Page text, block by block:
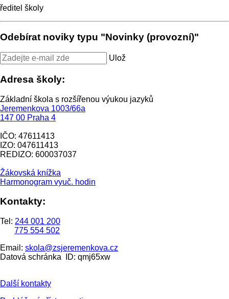
ředitel školy
Odebírat noviky typu "Novinky (provozní)"
Ulož
Adresa školy:
Základní škola s rozšířenou výukou jazyků
Jeremenkova 1003/66a
147 00 Praha 4
IČO: 47611413
IZO: 047611413
REDIZO: 600037037
Žákovská knížka
Harmonogram vyuč. hodin
Kontakty:
Tel: 244 001 200
775 554 502
Email: skola@zsjeremenkova.cz
Datová schránka ID: qmj65xw
Další kontakty